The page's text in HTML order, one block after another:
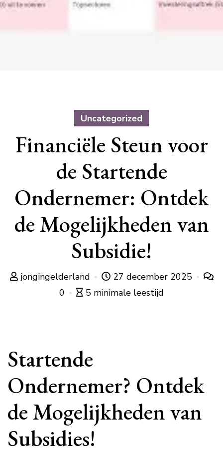
Uncategorized
Financiële Steun voor
de Startende
Ondernemer: Ontdek
de Mogelijkheden van
Subsidie!
jongingelderland
27 december 2025
0
5 minimale leestijd
Startende
Ondernemer? Ontdek
de Mogelijkheden van
Subsidies!